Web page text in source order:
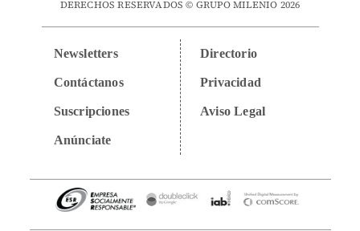
DERECHOS RESERVADOS © GRUPO MILENIO 2026
Newsletters
Contáctanos
Suscripciones
Anúnciate
Directorio
Privacidad
Aviso Legal